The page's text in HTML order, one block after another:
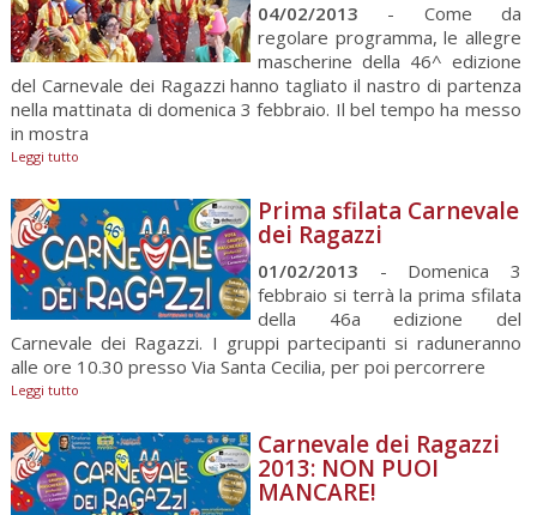
04/02/2013 - Come da
regolare programma, le allegre
mascherine della 46^ edizione
del Carnevale dei Ragazzi hanno tagliato il nastro di partenza
nella mattinata di domenica 3 febbraio. Il bel tempo ha messo
in mostra
Leggi tutto
Prima sfilata Carnevale
dei Ragazzi
01/02/2013 - Domenica 3
febbraio si terrà la prima sfilata
della 46a edizione del
Carnevale dei Ragazzi. I gruppi partecipanti si raduneranno
alle ore 10.30 presso Via Santa Cecilia, per poi percorrere
Leggi tutto
Carnevale dei Ragazzi
2013: NON PUOI
MANCARE!